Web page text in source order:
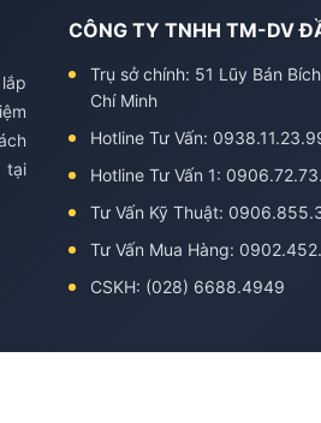
tại
CÔNG TY TNHH TM-DV
Trụ sở chính: 51 Lũy Bán
Chí Minh
Hotline Tư Vấn:
Hotline Tư Vấn 1:
Tư Vấn Kỹ Thuật:
Tư Vấn Mua Hàng:
CSKH: (028) 6688.4949